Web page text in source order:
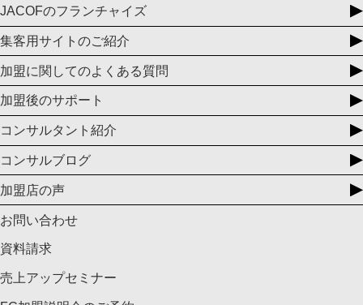
JACOFのフランチャイズ
集客用サイトのご紹介
加盟に関してのよくある質問
加盟後のサポート
コンサルタント紹介
コンサルブログ
加盟店の声
お問い合わせ
資料請求
売上アップセミナー